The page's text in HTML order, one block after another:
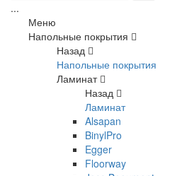
...
Меню
Напольные покрытия
Назад
Напольные покрытия
Ламинат
Назад
Ламинат
Alsapan
BinylPro
Egger
Floorway